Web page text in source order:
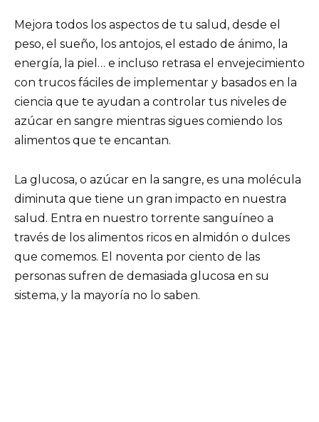
Mejora todos los aspectos de tu salud, desde el
peso, el sueño, los antojos, el estado de ánimo, la
energía, la piel… e incluso retrasa el envejecimiento
con trucos fáciles de implementar y basados en la
ciencia que te ayudan a controlar tus niveles de
azúcar en sangre mientras sigues comiendo los
alimentos que te encantan.
La glucosa, o azúcar en la sangre, es una molécula
diminuta que tiene un gran impacto en nuestra
salud. Entra en nuestro torrente sanguíneo a
través de los alimentos ricos en almidón o dulces
que comemos. El noventa por ciento de las
personas sufren de demasiada glucosa en su
sistema, y la mayoría no lo saben.